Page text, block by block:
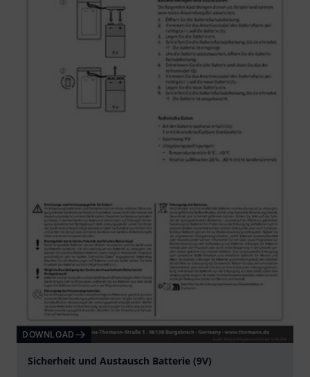
DOWNLOAD
Sicherheit und Austausch Batterie (9V)